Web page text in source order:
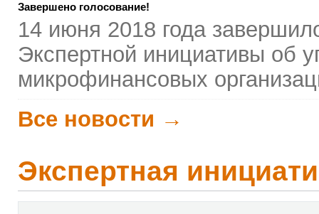
Завершено голосование!
14 июня 2018 года
Экспертной инициативы об
микрофинансовых
Все новости →
Экспертная